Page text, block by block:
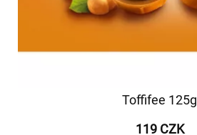
Toffifee 125g
119 CZK